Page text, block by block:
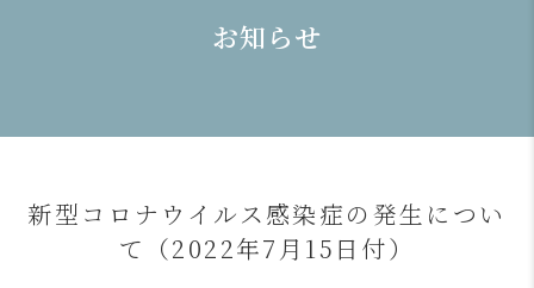
お知らせ
新型コロナウイルス感染症の発生につい
て（2022年7月15日付）